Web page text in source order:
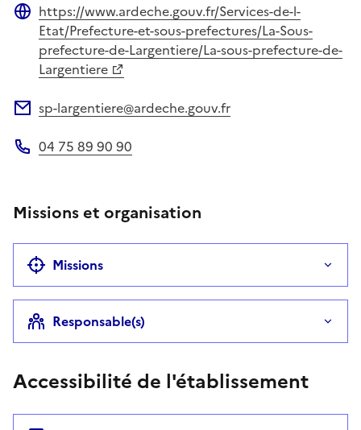
Site web
https://www.ardeche.gouv.fr/Services-de-l-
Etat/Prefecture-et-sous-prefectures/La-Sous-
prefecture-de-Largentiere/La-sous-prefecture-de-
Largentiere
sp-largentiere@ardeche.gouv.fr
04 75 89 90 90
Missions et organisation
Missions
Responsable(s)
Accessibilité de l'établissement